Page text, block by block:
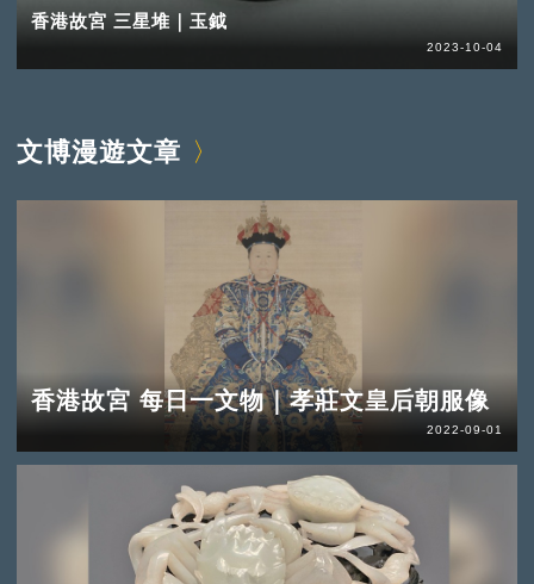
香港故宮 三星堆｜玉鉞
2023-10-04
文博漫遊文章
香港故宮 每日一文物｜孝莊文皇后朝服像
2022-09-01